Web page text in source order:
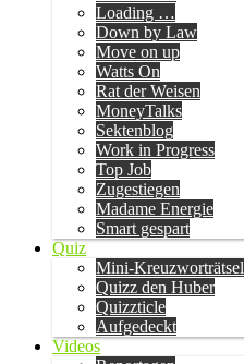
Loading …
Down by Law
Move on up
Watts On
Rat der Weisen
MoneyTalks
Sektenblog
Work in Progress
Top Job
Zugestiegen
Madame Energie
Smart gespart
Quiz
Mini-Kreuzworträtsel
Quizz den Huber
Quizzticle
Aufgedeckt
Videos